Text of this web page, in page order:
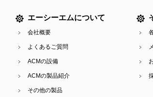
エーシーエムについて
会社概要
よくあるご質問
ACMの設備
ACMの製品紹介
その他の製品